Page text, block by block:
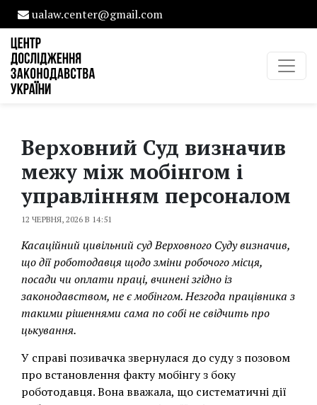
ualaw.center@gmail.com
Верховний Суд визначив
межу між мобінгом і
управлінням персоналом
12 ЧЕРВНЯ, 2026 В 14:51
Касаційний цивільний суд Верховного Суду визначив,
що дії роботодавця щодо зміни робочого місця,
посади чи оплати праці, вчинені згідно із
законодавством, не є мобінгом. Незгода працівника з
такими рішеннями сама по собі не свідчить про
цькування.
У справі позивачка звернулася до суду з позовом
про встановлення факту мобінгу з боку
роботодавця. Вона вважала, що систематичні дії